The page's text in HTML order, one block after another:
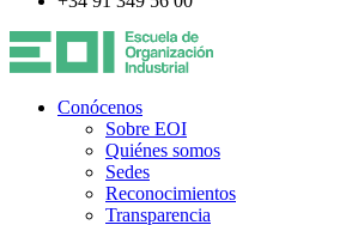
Conócenos
Sobre EOI
Quiénes somos
Sedes
Reconocimientos
Transparencia